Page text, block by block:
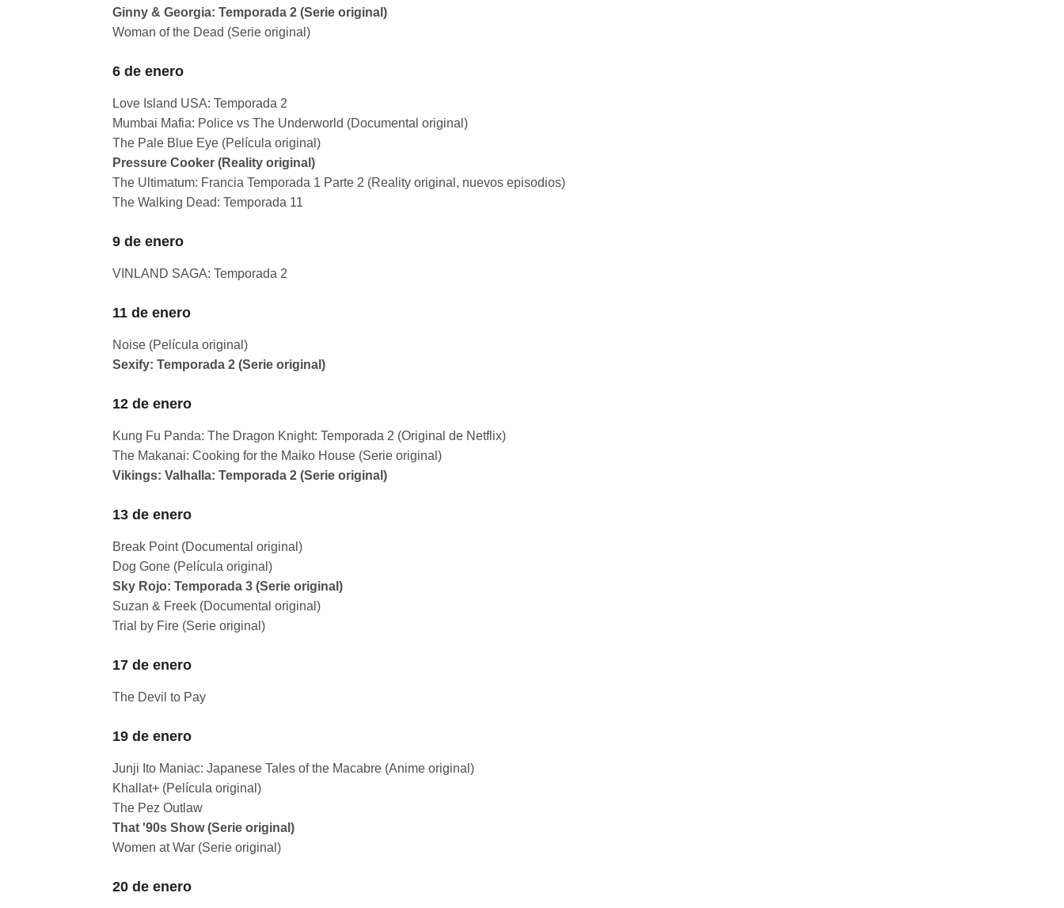
Ginny & Georgia: Temporada 2 (Serie original)
Woman of the Dead (Serie original)
6 de enero
Love Island USA: Temporada 2
Mumbai Mafia: Police vs The Underworld (Documental original)
The Pale Blue Eye (Película original)
Pressure Cooker (Reality original)
The Ultimatum: Francia Temporada 1 Parte 2 (Reality original, nuevos episodios)
The Walking Dead: Temporada 11
9 de enero
VINLAND SAGA: Temporada 2
11 de enero
Noise (Película original)
Sexify: Temporada 2 (Serie original)
12 de enero
Kung Fu Panda: The Dragon Knight: Temporada 2 (Original de Netflix)
The Makanai: Cooking for the Maiko House (Serie original)
Vikings: Valhalla: Temporada 2 (Serie original)
13 de enero
Break Point (Documental original)
Dog Gone (Película original)
Sky Rojo: Temporada 3 (Serie original)
Suzan & Freek (Documental original)
Trial by Fire (Serie original)
17 de enero
The Devil to Pay
19 de enero
Junji Ito Maniac: Japanese Tales of the Macabre (Anime original)
Khallat+ (Película original)
The Pez Outlaw
That '90s Show (Serie original)
Women at War (Serie original)
20 de enero